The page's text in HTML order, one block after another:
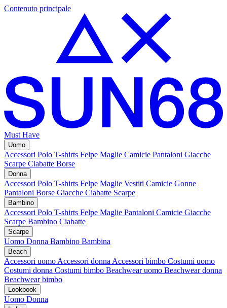
Contenuto principale
Must Have
Uomo
Accessori Polo T-shirts Felpe Maglie Camicie Pantaloni Giacche
Scarpe Ciabatte Borse
Donna
Accessori Polo T-shirts Felpe Maglie Vestiti Camicie Gonne
Pantaloni Borse Giacche Ciabatte Scarpe
Bambino
Accessori Polo T-shirts Felpe Maglie Pantaloni Camicie Giacche
Scarpe Bambino Ciabatte
Scarpe
Uomo Donna Bambino Bambina
Beach
Accessori uomo Accessori donna Accessori bimbo Costumi uomo
Costumi donna Costumi bimbo Beachwear uomo Beachwear donna
Beachwear bimbo
Lookbook
Uomo Donna